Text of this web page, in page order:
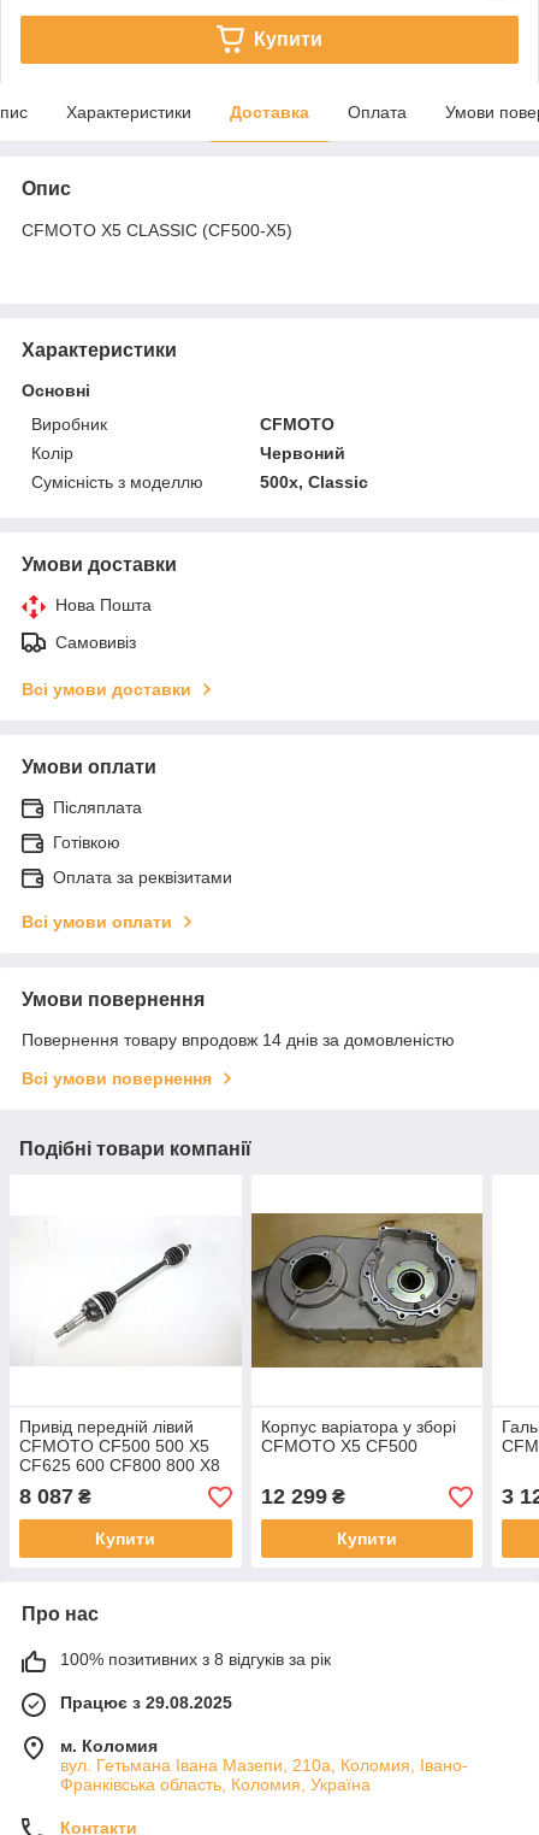
Купити
Характеристики Доставка Оплата Умови
Опис
CFMOTO X5 CLASSIC (CF500-X5)
Характеристики
Основні
Виробник
CFMOTO
Колір
Червоний
Сумісність з моделлю
500x, Classic
Умови доставки
Нова Пошта
Самовивіз
Всі умови доставки
Умови оплати
Післяплата
Готівкою
Оплата за реквізитами
Всі умови оплати
Умови повернення
Повернення товару впродовж 14 днів за домовленістю
Всі умови повернення
Подібні товари компанії
Привід передній лівий
CFMOTO CF500 500 X5
CF625 600 CF800 800 X8
8 087 ₴
Купити
Корпус варіатора у зборі
CFMOTO X5 CF500
12 299₴
Купити
3
Про нас
100% позитивних з 8 відгуків за рік
Працює з 29.08.2025
м. Коломия
вул. Гетьмана Івана Мазепи, 210а, Коломия, Івано-
Франківська область, Коломия, Україна
Контакти